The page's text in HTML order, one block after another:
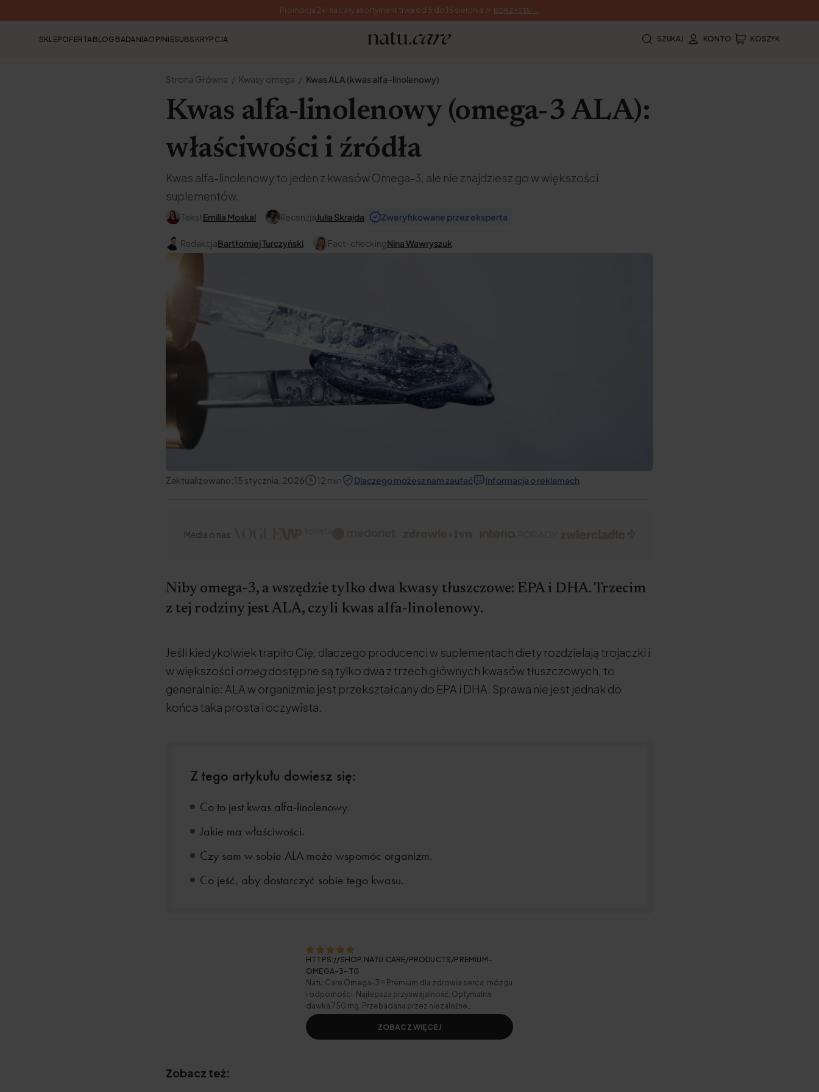
Promocja 2+1 na cały asortyment trwa od 5 do 15 sierpnia 🎉 KORZYSTAJ →
SKLEPOFERTA BLOG BADANIAOPINIESUBSKRYPCJA SZUKAJ KONTO KOSZYK
Strona Główna Kwasy omega Kwas ALA (kwas alfa-linolenowy)
Kwas alfa-linolenowy (omega-3 ALA):
właściwości i źródła
Kwas alfa-linolenowy to jeden z kwasów Omega-3, ale nie znajdziesz go w większości
suplementów.
TekstEmilia Moskal RecenzjaJulia Skrajda Zweryfikowane przez eksperta
RedakcjaBartłomiej Turczyński Fact-checkingNina Wawryszuk
Zaktualizowano:15 stycznia, 2026 12 min Dlaczego możesz nam zaufać Informacja o reklamach
Media o nas:
Niby omega-3, a wszędzie tylko dwa kwasy tłuszczowe: EPA i DHA. Trzecim
z tej rodziny jest ALA, czyli kwas alfa-linolenowy.
Jeśli kiedykolwiek trapiło Cię, dlaczego producenci w suplementach diety rozdzielają trojaczki i
w większości omegdostępne są tylko dwa z trzech głównych kwasów tłuszczowych, to
generalnie: ALA w organizmie jest przekształcany do EPA i DHA. Sprawa nie jest jednak do
końca taka prosta i oczywista.
Z tego artykułu dowiesz się:
Co to jest kwas alfa-linolenowy.
Jakie ma właściwości.
Czy sam w sobie ALA może wspomóc organizm.
Co jeść, aby dostarczyć sobie tego kwasu.
HTTPS://SHOP.NATU.CARE/PRODUCTS/PREMIUM-
OMEGA-3-TG
Natu.Care Omega-3ᵀᴳ Premium dla zdrowia serca, mózgu
i odporności. Najlepsza przyswajalność. Optymalna
dawka 750 mg. Przebadana przez niezależne
laboratorium.
ZOBACZ WIĘCEJ
Zobacz też: